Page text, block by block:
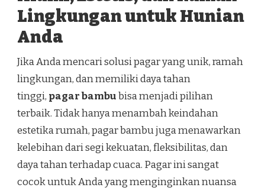
Lingkungan untuk Hunian
Anda
Jika Anda mencari solusi pagar yang unik, ramah
lingkungan, dan memiliki daya tahan
tinggi, pagar bambubisa menjadi pilihan
terbaik. Tidak hanya menambah keindahan
estetika rumah, pagar bambu juga menawarkan
kelebihan dari segi kekuatan, fleksibilitas, dan
daya tahan terhadap cuaca. Pagar ini sangat
cocok untuk Anda yang menginginkan nuansa